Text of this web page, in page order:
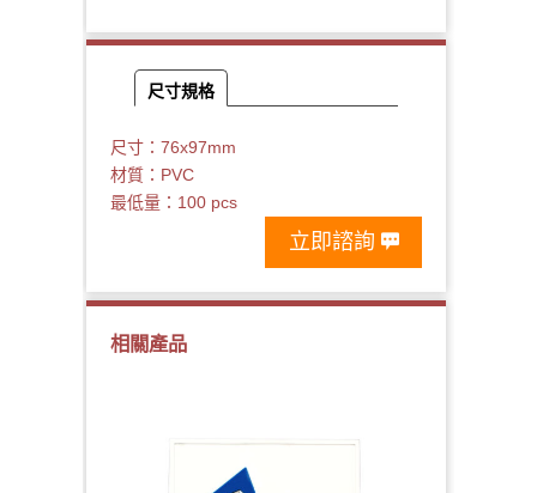
尺寸規格
尺寸：76x97mm
材質：PVC
最低量：100 pcs
立即諮詢
相關產品